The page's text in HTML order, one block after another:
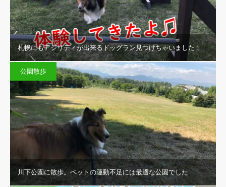
札幌にもアジリティが出来るドッグラン見つけちゃいました！
公園散歩
川下公園に散歩。ペットの運動不足には最適な公園でした